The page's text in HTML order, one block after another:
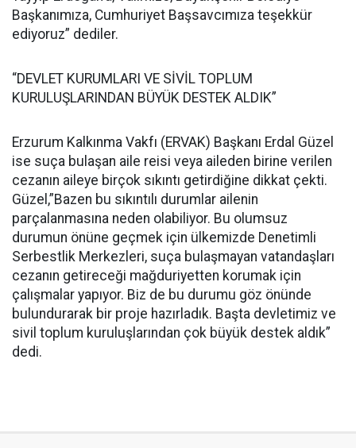
Başkanımıza, Cumhuriyet Başsavcımıza teşekkür
ediyoruz” dediler.
“DEVLET KURUMLARI VE SİVİL TOPLUM
KURULUŞLARINDAN BÜYÜK DESTEK ALDIK”
Erzurum Kalkınma Vakfı (ERVAK) Başkanı Erdal Güzel
ise suça bulaşan aile reisi veya aileden birine verilen
cezanın aileye birçok sıkıntı getirdiğine dikkat çekti.
Güzel,”Bazen bu sıkıntılı durumlar ailenin
parçalanmasına neden olabiliyor. Bu olumsuz
durumun önüne geçmek için ülkemizde Denetimli
Serbestlik Merkezleri, suça bulaşmayan vatandaşları
cezanın getireceği mağduriyetten korumak için
çalışmalar yapıyor. Biz de bu durumu göz önünde
bulundurarak bir proje hazırladık. Başta devletimiz ve
sivil toplum kuruluşlarından çok büyük destek aldık”
dedi.